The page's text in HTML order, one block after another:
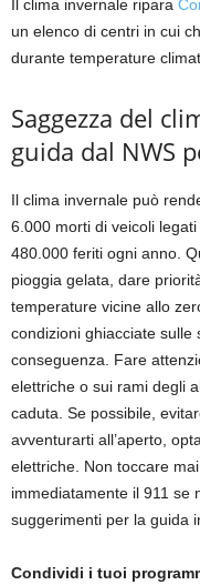
Il clima invernale ripara
un elenco di centri in cui
durante temperature
Saggezza del
guida dal NWS
Il clima invernale può
6.000 morti di veicoli
480.000 feriti ogni anno.
pioggia gelata, dare
temperature vicine allo
condizioni ghiacciate
conseguenza. Fare
elettriche o sui rami degli
caduta. Se possibile,
avventurarti all’aperto,
elettriche. Non toccare
immediatamente il 911 se
suggerimenti per la guida
Condividi i tuoi